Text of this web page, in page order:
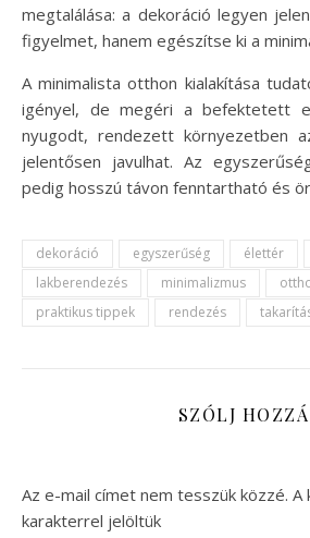
megtalálása: a dekoráció legyen
figyelmet, hanem egészítse ki a
A minimalista otthon kialakítása
igényel, de megéri a befektetett
nyugodt, rendezett környezetben
jelentősen javulhat. Az
pedig hosszú távon fenntartható és
dekoráció egyszerűség élettér
lakberendezés
minimalizmus
praktikus tippek
rendezés
SZÓLJ HOZZÁ
Az e-mail címet nem tesszük közzé. A
karakterrel jelöltük